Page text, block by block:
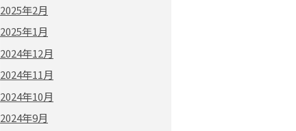
2025年2月
2025年1月
2024年12月
2024年11月
2024年10月
2024年9月